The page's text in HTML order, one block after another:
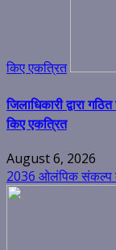
किए एकत्रित
जिलाधिकारी द्वारा
किए एकत्रित
August 6, 2026
2036 ओलंपिक संकल्प